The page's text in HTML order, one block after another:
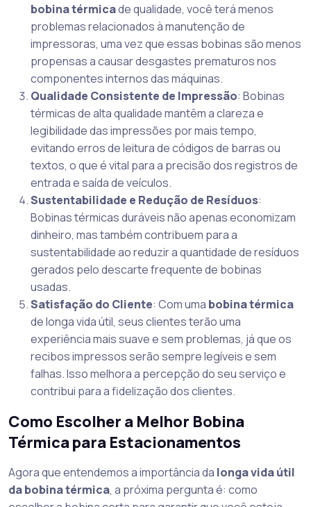
bobina térmicade qualidade, você terá menos
problemas relacionados à manutenção de
impressoras, uma vez que essas bobinas são menos
propensas a causar desgastes prematuros nos
componentes internos das máquinas.
Qualidade Consistente de Impressão: Bobinas
térmicas de alta qualidade mantêm a clareza e
legibilidade das impressões por mais tempo,
evitando erros de leitura de códigos de barras ou
textos, o que é vital para a precisão dos registros de
entrada e saída de veículos.
Sustentabilidade e Redução de Resíduos:
Bobinas térmicas duráveis não apenas economizam
dinheiro, mas também contribuem para a
sustentabilidade ao reduzir a quantidade de resíduos
gerados pelo descarte frequente de bobinas
usadas.
Satisfação do Cliente: Com uma bobina térmica
de longa vida útil, seus clientes terão uma
experiência mais suave e sem problemas, já que os
recibos impressos serão sempre legíveis e sem
falhas. Isso melhora a percepção do seu serviço e
contribui para a fidelização dos clientes.
Como Escolher a Melhor Bobina
Térmica para Estacionamentos
Agora que entendemos a importância da longa vida útil
da bobina térmica, a próxima pergunta é: como